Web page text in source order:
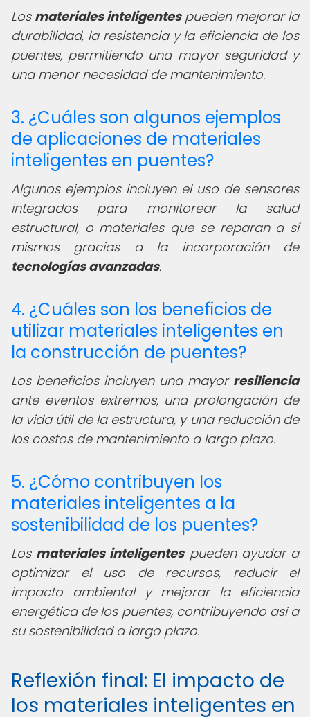
Los materiales inteligentespueden mejorar la
durabilidad, la resistencia y la eficiencia de los
puentes, permitiendo una mayor seguridad y
una menor necesidad de mantenimiento.
3. ¿Cuáles son algunos ejemplos
de aplicaciones de materiales
inteligentes en puentes?
Algunos ejemplos incluyen el uso de sensores
integrados para monitorear la salud
estructural, o materiales que se reparan a sí
mismos gracias a la incorporación de
tecnologías avanzadas.
4. ¿Cuáles son los beneficios de
utilizar materiales inteligentes en
la construcción de puentes?
Los beneficios incluyen una mayor resiliencia
ante eventos extremos, una prolongación de
la vida útil de la estructura, y una reducción de
los costos de mantenimiento a largo plazo.
5. ¿Cómo contribuyen los
materiales inteligentes a la
sostenibilidad de los puentes?
Los materiales inteligentespueden ayudar a
optimizar el uso de recursos, reducir el
impacto ambiental y mejorar la eficiencia
energética de los puentes, contribuyendo así a
su sostenibilidad a largo plazo.
Reflexión final: El impacto de
los materiales inteligentes en